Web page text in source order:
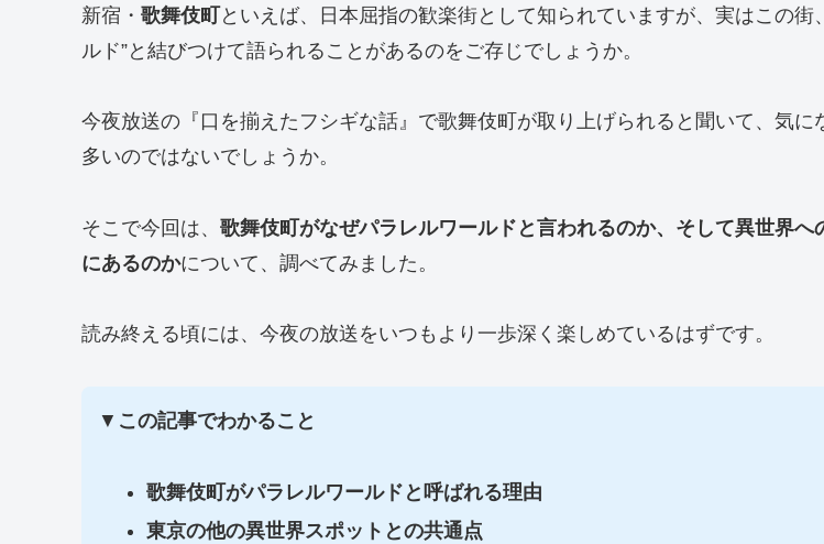
新宿・ 歌舞伎町といえば、日本屈指の歓楽街として知られていますが、実はこの街
ルド”と結びつけて語られることがあるのをご存じでしょうか。
今夜放送の『口を揃えたフシギな話』で歌舞伎町が取り上げられると聞いて、気に
多いのではないでしょうか。
そこで今回は、 歌舞伎町がなぜパラレルワールドと言われるのか、そして異世界へ
にあるのかについて、調べてみました。
読み終える頃には、今夜の放送をいつもより一歩深く楽しめているはずです。
▼ この記事でわかること
歌舞伎町がパラレルワールドと呼ばれる理由
東京の他の異世界スポットとの共通点